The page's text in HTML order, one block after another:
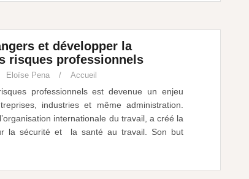
et développer la
risques professionnels
Eloïse Pena Accueil
professionnels est devenue un enjeu
industries et même administration.
internationale du travail, a créé la
la sécurité et la santé au travail. Son but